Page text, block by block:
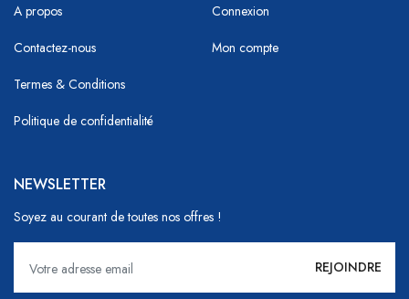
A propos
Contactez-nous
Termes & Conditions
Politique de confidentialité
Connexion
Mon compte
NEWSLETTER
Soyez au courant de toutes nos offres !